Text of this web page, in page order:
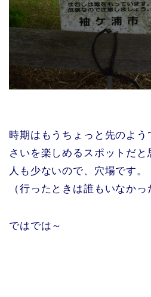
時期はもうちょっと先のよう
さいを楽しめるスポットだと
人も少ないので、穴場です。
（行ったときは誰もいなかっ
ではでは～